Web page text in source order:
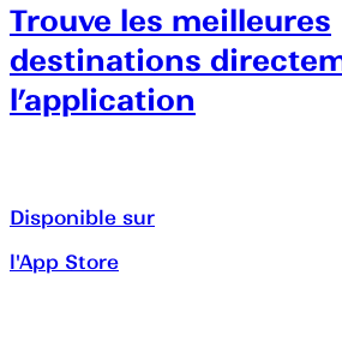
Trouve les meilleures
destinations
l’application
Disponible sur
l'App Store